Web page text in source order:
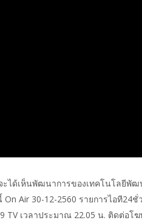
ะได้เห็นพัฒนาการของเทคโนโลยีพั
Air 30-12-2560 รายการไอที24
TV เวลาประมาณ 22.05 น. ติดต่อโ